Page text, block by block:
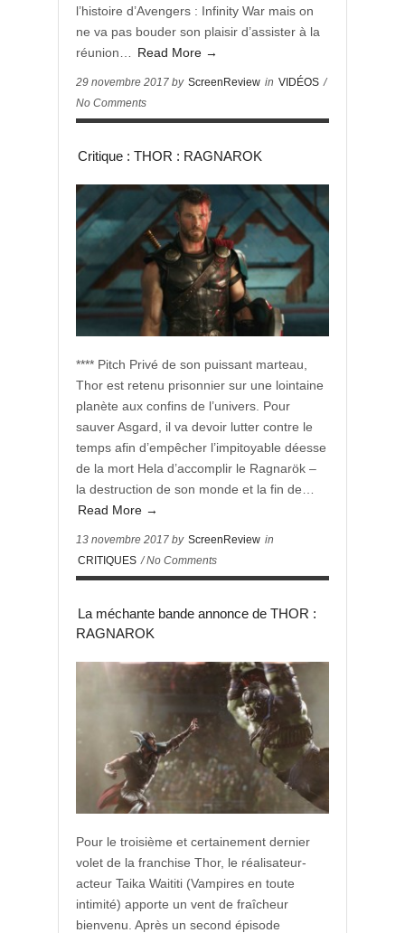
l’histoire d’Avengers : Infinity War mais on
ne va pas bouder son plaisir d’assister à la
réunion…
Read More →
29 novembre 2017 by ScreenReview in VIDÉOS /
No Comments
Critique : THOR : RAGNAROK
**** Pitch Privé de son puissant marteau,
Thor est retenu prisonnier sur une lointaine
planète aux confins de l’univers. Pour
sauver Asgard, il va devoir lutter contre le
temps afin d’empêcher l’impitoyable déesse
de la mort Hela d’accomplir le Ragnarök –
la destruction de son monde et la fin de…
Read More →
13 novembre 2017 by ScreenReview in
CRITIQUES / No Comments
La méchante bande annonce de THOR :
RAGNAROK
Pour le troisième et certainement dernier
volet de la franchise Thor, le réalisateur-
acteur Taika Waititi (Vampires en toute
intimité) apporte un vent de fraîcheur
bienvenu. Après un second épisode